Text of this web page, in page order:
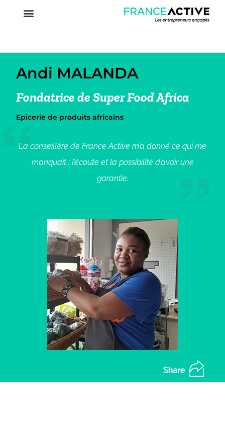
Andi MALANDA
Fondatrice de Super Food Africa
Epicerie de produits africains
La conseillère de France Active m’a donné ce qui me
manquait : l’écoute et la possibilité d’avoir une
garantie.